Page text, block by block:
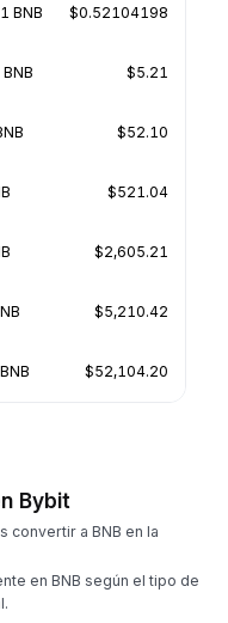
BNB $0.52104198
$5.21
$52.10
$521.04
$2,605.21
$5,210.42
$52,104.20
Bybit
convertir a BNB en la
en BNB según el tipo de